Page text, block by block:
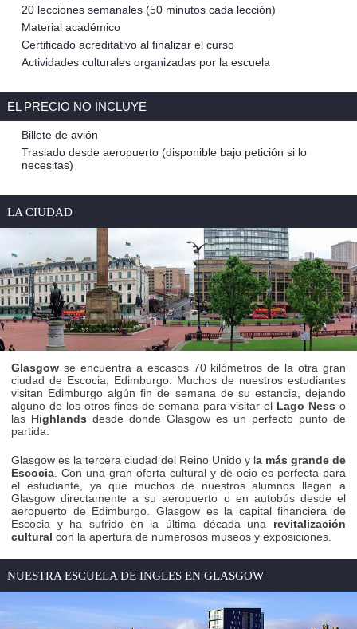
20 lecciones semanales (50 minutos cada lección)
Material académico
Certificado acreditativo al finalizar el curso
Actividades culturales organizadas por la escuela
EL PRECIO NO INCLUYE
Billete de avión
Traslado desde aeropuerto (disponible bajo petición si lo
necesitas)
LA CIUDAD
Glasgow se encuentra a escasos 70 kilómetros de la otra gran
ciudad de Escocia, Edimburgo. Muchos de nuestros estudiantes
visitan Edimburgo algún fin de semana de su estancia, dejando
alguno de los otros fines de semana para visitar el Lago Ness o
las Highlands desde donde Glasgow es un perfecto punto de
partida.
Glasgow es la tercera ciudad del Reino Unido y la más grande de
Escocia . Con una gran oferta cultural y de ocio es perfecta para
el estudiante, ya que muchos de nuestros alumnos llegan a
Glasgow directamente a su aeropuerto o en autobús desde el
aeropuerto de Edimburgo. Glasgow es la capital financiera de
Escocia y ha sufrido en la última década una revitalización
cultural con la apertura de numerosos museos y exposiciones.
NUESTRA ESCUELA DE INGLES EN GLASGOW